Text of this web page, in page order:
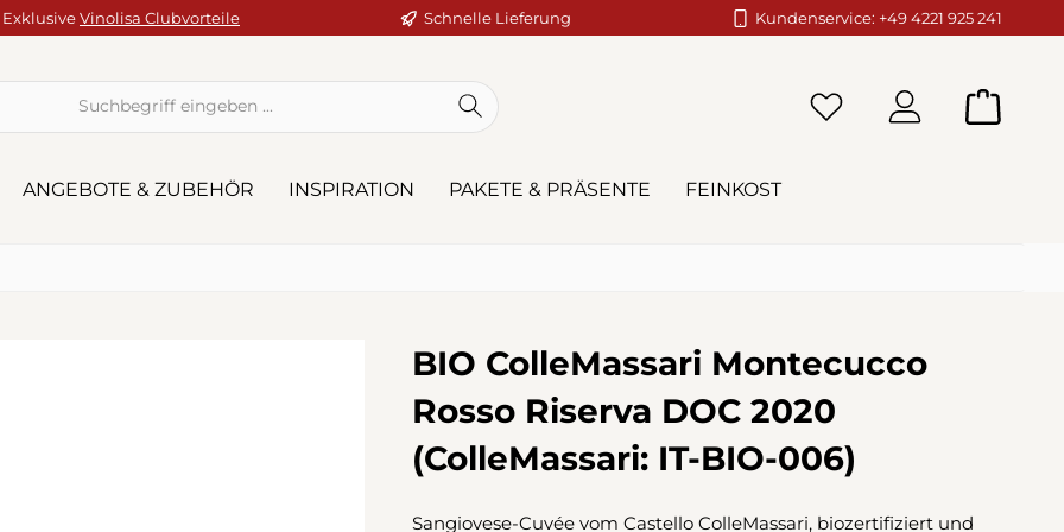
ExklusiveVinolisa Clubvorteile Schnelle Lieferung Kundenservice: +49 4221 925 241
ANGEBOTE & ZUBEHÖR INSPIRATION PAKETE & PRÄSENTE FEINKOST
BIO ColleMassari Montecucco
Rosso Riserva DOC 2020
(ColleMassari: IT-BIO-006)
Sangiovese-Cuvée vom Castello ColleMassari, biozertifiziert und